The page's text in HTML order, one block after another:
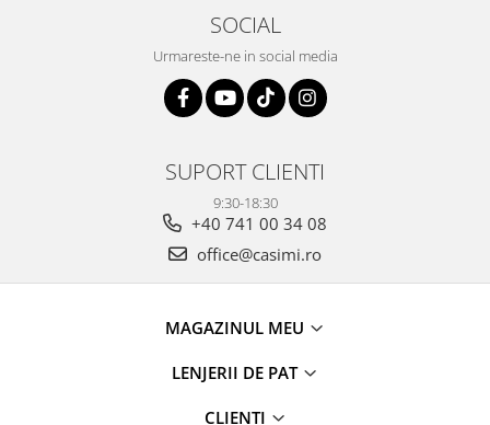
SOCIAL
Urmareste-ne in social media
SUPORT CLIENTI
9:30-18:30
+40 741 00 34 08
office@casimi.ro
MAGAZINUL MEU
LENJERII DE PAT
CLIENTI